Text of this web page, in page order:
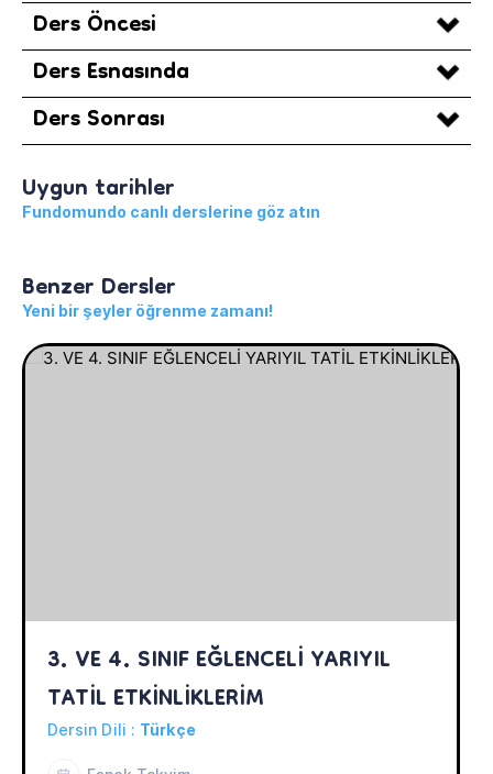
Ders Öncesi
Ders Esnasında
Ders Sonrası
Uygun tarihler
Fundomundo canlı derslerine göz atın
Benzer Dersler
Yeni bir şeyler öğrenme zamanı!
3. VE 4. SINIF EĞLENCELİ YARIYIL
TATİL ETKİNLİKLERİM
Dersin Dili : Türkçe